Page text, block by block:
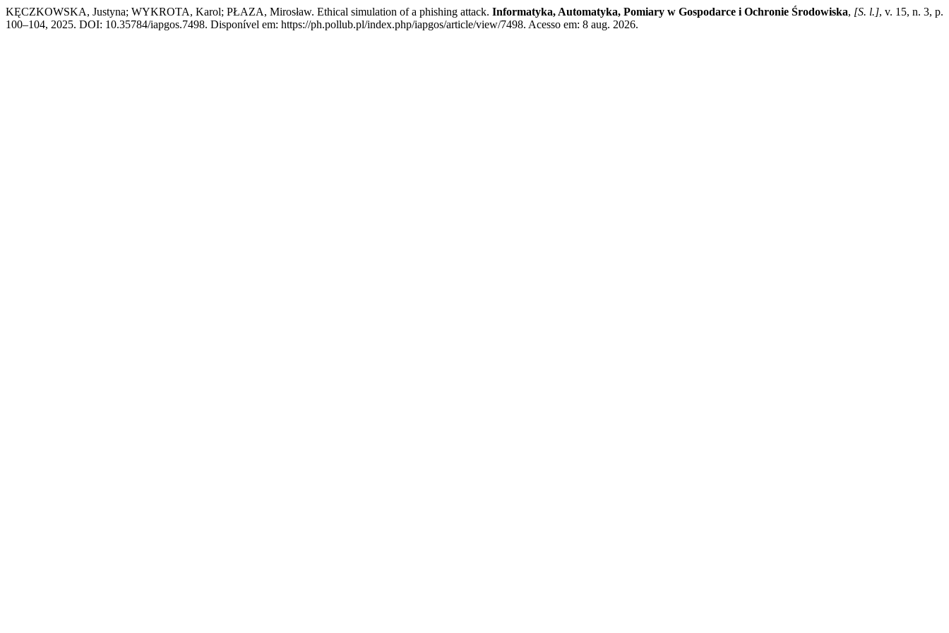
KĘCZKOWSKA, Justyna; WYKROTA, Karol; PŁAZA, Mirosław. Ethical simulation of a phishing attack. Informatyka, Automatyka, Pomiary w Gospodarce i Ochronie Środowiska, [S. l.], v. 15, n. 3, p.
100–104, 2025. DOI: 10.35784/iapgos.7498. Disponível em: https://ph.pollub.pl/index.php/iapgos/article/view/7498. Acesso em: 8 aug. 2026.